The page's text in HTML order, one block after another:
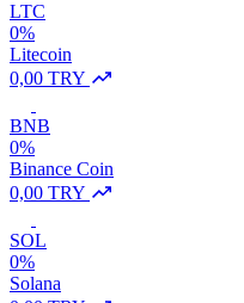
LTC
0%
Litecoin
0,00 TRY
BNB
0%
Binance Coin
0,00 TRY
SOL
0%
Solana